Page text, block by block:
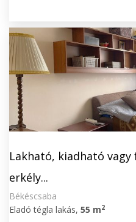
Lakható, kiadható
erkély...
Békéscsaba
Eladó tégla lakás, 55 m2